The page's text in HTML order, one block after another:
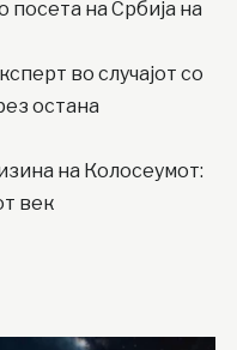
посета на Србија на
во случајот со
остана
на Колосеумот:
век